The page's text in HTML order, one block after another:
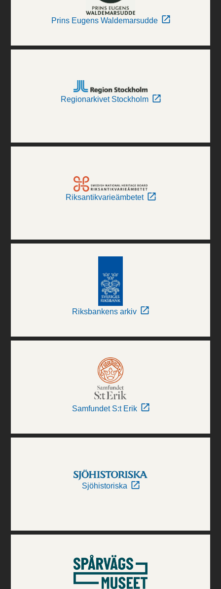
Prins Eugens Waldemarsudde
Regionarkivet Stockholm
Riksantikvarieämbetet
Riksbankens arkiv
Samfundet S:t Erik
Sjöhistoriska